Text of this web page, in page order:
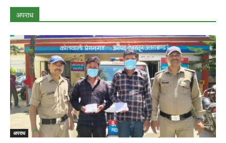
अपराध
अपराध